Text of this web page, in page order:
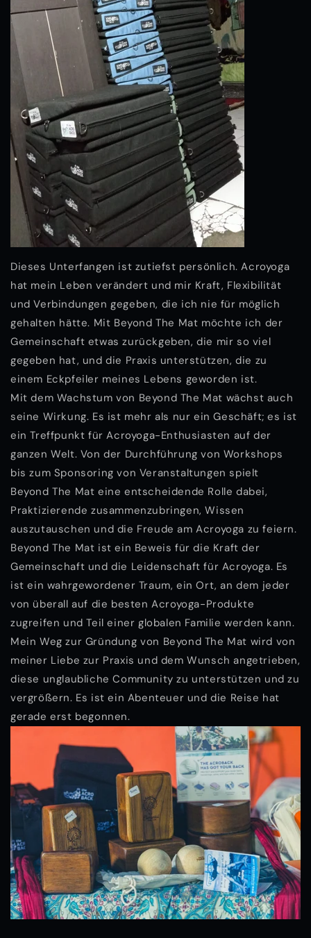
Dieses Unterfangen ist zutiefst persönlich. Acroyoga
hat mein Leben verändert und mir Kraft, Flexibilität
und Verbindungen gegeben, die ich nie für möglich
gehalten hätte. Mit Beyond The Mat möchte ich der
Gemeinschaft etwas zurückgeben, die mir so viel
gegeben hat, und die Praxis unterstützen, die zu
einem Eckpfeiler meines Lebens geworden ist.
Mit dem Wachstum von Beyond The Mat wächst auch
seine Wirkung. Es ist mehr als nur ein Geschäft; es ist
ein Treffpunkt für Acroyoga-Enthusiasten auf der
ganzen Welt. Von der Durchführung von Workshops
bis zum Sponsoring von Veranstaltungen spielt
Beyond The Mat eine entscheidende Rolle dabei,
Praktizierende zusammenzubringen, Wissen
auszutauschen und die Freude am Acroyoga zu feiern.
Beyond The Mat ist ein Beweis für die Kraft der
Gemeinschaft und die Leidenschaft für Acroyoga. Es
ist ein wahrgewordener Traum, ein Ort, an dem jeder
von überall auf die besten Acroyoga-Produkte
zugreifen und Teil einer globalen Familie werden kann.
Mein Weg zur Gründung von Beyond The Mat wird von
meiner Liebe zur Praxis und dem Wunsch angetrieben,
diese unglaubliche Community zu unterstützen und zu
vergrößern. Es ist ein Abenteuer und die Reise hat
gerade erst begonnen.